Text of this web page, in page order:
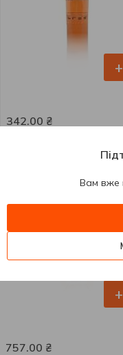
+
342.00 ₴
+
757.00 ₴
Вам вже